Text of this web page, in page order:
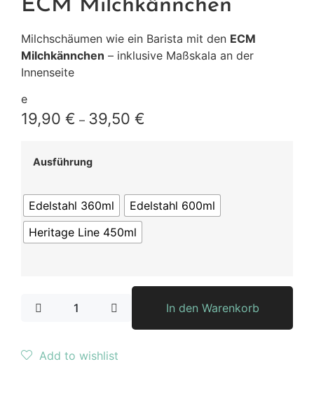
ECM Milchkännchen
Milchschäumen wie ein Barista mit den ECM
Milchkännchen – inklusive Maßskala an der
Innenseite
e
19,90 € – 39,50 €
Ausführung
Edelstahl 360ml
Edelstahl 600ml
Heritage Line 450ml
In den Warenkorb
Add to wishlist